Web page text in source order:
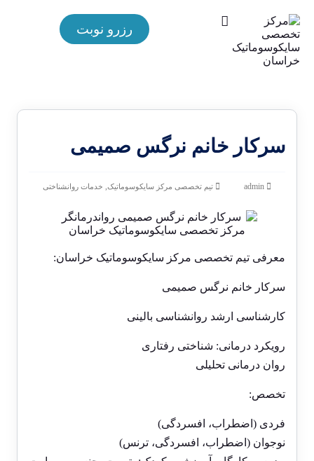
رزرو نوبت
سرکار خانم نرگس صمیمی
admin تیم تخصصی مرکز سایکوسوماتیک, خدمات روانشناختی
معرفی تیم تخصصی مرکز سایکوسوماتیک خراسان:
سرکار خانم نرگس صمیمی
کارشناسی ارشد روانشناسی بالینی
رویکرد درمانی: شناختی رفتاری
روان درمانی تحلیلی
تخصص:
فردی (اضطراب، افسردگی)
نوجوان (اضطراب، افسردگی، ترنس)